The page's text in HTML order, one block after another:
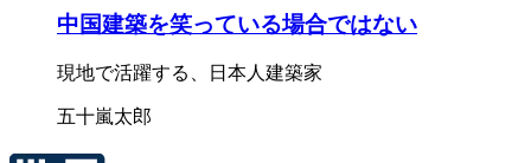
中国建築を笑っている場合ではない
現地で活躍する、日本人建築家
五十嵐太郎